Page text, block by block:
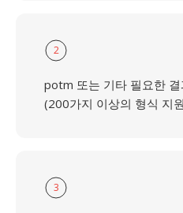
2
potm 또는 기타 필요한
(200가지 이상의 형식 지
3